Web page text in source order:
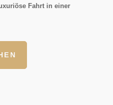
Fahrt in einer